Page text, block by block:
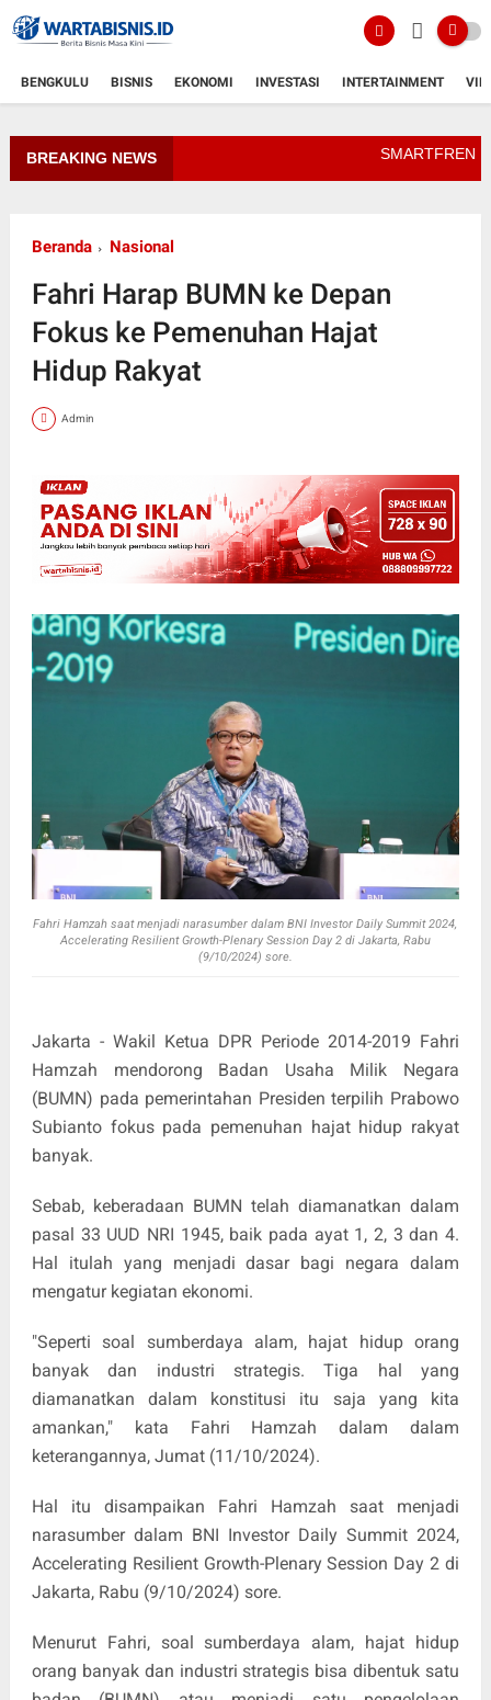
BENGKULU BISNIS EKONOMI INVESTASI INTERTAINMENT
BREAKING NEWS SMARTFREN
Beranda Nasional
Fahri Harap BUMN ke Depan
Fokus ke Pemenuhan Hajat
Hidup Rakyat
Admin
Fahri Hamzah saat menjadi narasumber dalam BNI Investor Daily Summit 2024,
Accelerating Resilient Growth-Plenary Session Day 2 di Jakarta, Rabu
(9/10/2024) sore.
Jakarta - Wakil Ketua DPR Periode 2014-2019 Fahri
Hamzah mendorong Badan Usaha Milik Negara
(BUMN) pada pemerintahan Presiden terpilih Prabowo
Subianto fokus pada pemenuhan hajat hidup rakyat
banyak.
Sebab, keberadaan BUMN telah diamanatkan dalam
pasal 33 UUD NRI 1945, baik pada ayat 1, 2, 3 dan 4.
Hal itulah yang menjadi dasar bagi negara dalam
mengatur kegiatan ekonomi.
"Seperti soal sumberdaya alam, hajat hidup orang
banyak dan industri strategis. Tiga hal yang
diamanatkan dalam konstitusi itu saja yang kita
amankan," kata Fahri Hamzah dalam dalam
keterangannya, Jumat (11/10/2024).
Hal itu disampaikan Fahri Hamzah saat menjadi
narasumber dalam BNI Investor Daily Summit 2024,
Accelerating Resilient Growth-Plenary Session Day 2 di
Jakarta, Rabu (9/10/2024) sore.
Menurut Fahri, soal sumberdaya alam, hajat hidup
orang banyak dan industri strategis bisa dibentuk satu